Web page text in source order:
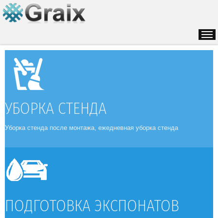
УБОРКА СТЕНДА
Уборка стенда после монтажа, ежедневная уборка стенда
ПОДГОТОВКА ЭКСПОНАТОВ
КОНТАКТЫ